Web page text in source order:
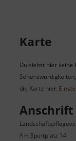
Karte
Du siehst hier keine
die Karte hier:
Anschrift
Am Sportplatz 14